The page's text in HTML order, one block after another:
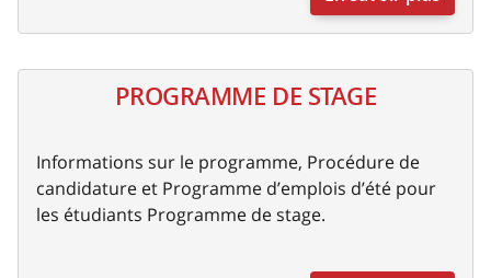
PROGRAMME DE STAGE
Informations sur le programme, Procédure de
candidature et Programme d’emplois d’été pour
les étudiants Programme de stage.